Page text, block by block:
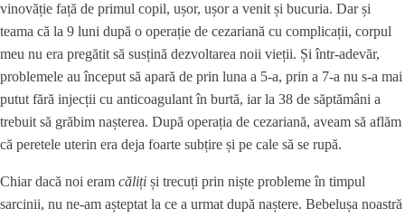
vinovăție față de primul copil, ușor, ușor a venit și bucuria. Dar și
teama că la 9 luni după o operație de cezariană cu complicații, corpul
meu nu era pregătit să susțină dezvoltarea noii vieții. Și într-adevăr,
problemele au început să apară de prin luna a 5-a, prin a 7-a nu s-a mai
putut fără injecții cu anticoagulant în burtă, iar la 38 de săptămâni a
trebuit să grăbim nașterea. După operația de cezariană, aveam să aflăm
că peretele uterin era deja foarte subțire și pe cale să se rupă.
Chiar dacă noi eram căliți și trecuți prin niște probleme în timpul
sarcinii, nu ne-am așteptat la ce a urmat după naștere. Bebelușa noastră